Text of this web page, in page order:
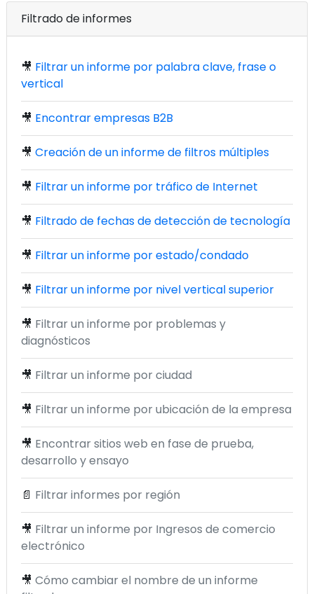
Filtrado de informes
🎥 Filtrar un informe por palabra clave, frase o
vertical
🎥 Encontrar empresas B2B
🎥 Creación de un informe de filtros múltiples
🎥 Filtrar un informe por tráfico de Internet
🎥 Filtrado de fechas de detección de tecnología
🎥 Filtrar un informe por estado/condado
🎥 Filtrar un informe por nivel vertical superior
🎥 Filtrar un informe por problemas y
diagnósticos
🎥 Filtrar un informe por ciudad
🎥 Filtrar un informe por ubicación de la empresa
🎥 Encontrar sitios web en fase de prueba,
desarrollo y ensayo
📄 Filtrar informes por región
🎥 Filtrar un informe por Ingresos de comercio
electrónico
🎥 Cómo cambiar el nombre de un informe